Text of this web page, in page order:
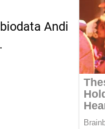
Andi